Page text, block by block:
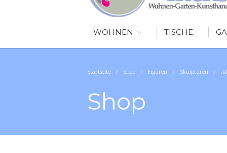
WOHNEN TISCHE
Startseite / Shop / Figuren / Skulpturen /
Shop